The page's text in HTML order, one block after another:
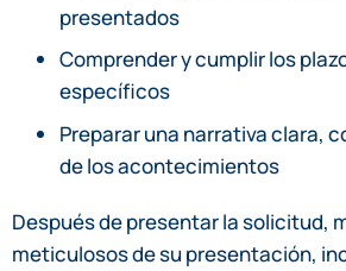
presentados
Comprender y cumplir los
específicos
Preparar una narrativa clara,
de los acontecimientos
Después de presentar la solicitud,
meticulosos de su presentación,